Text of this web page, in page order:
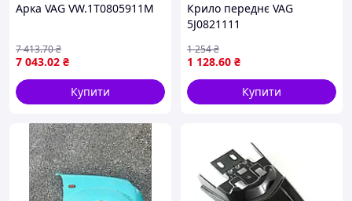
Арка VAG VW.1T0805911M
7 043.02 ₴
7 413.70₴
Купити
Крило переднє VAG
5J0821111
1 128.60 ₴
1 254₴
Купити